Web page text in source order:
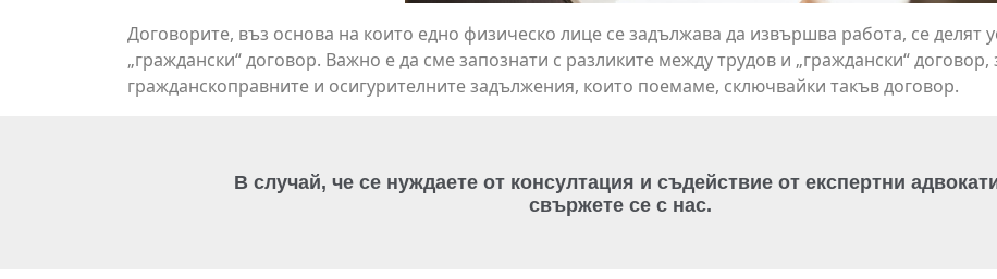
Договорите, въз основа на които едно физическо лице се задължава да извършва работа, се делят
„граждански“ договор. Важно е да сме запознати с разликите между трудов и „граждански“ договор,
гражданскоправните и осигурителните задължения, които поемаме, сключвайки такъв договор.
В случай, че се нуждаете от консултация и съдействие от експертни
свържете се с нас.